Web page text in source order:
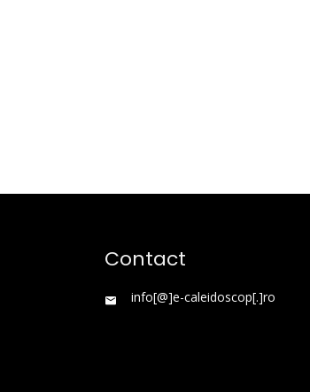
Contact
info[@]e-caleidoscop[.]ro